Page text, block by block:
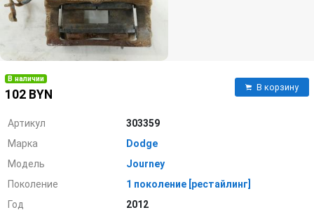
В наличии
102 BYN
В корзину
Артикул
303359
Марка
Dodge
Модель
Journey
Поколение
1 поколение [рестайлинг]
Год
2012